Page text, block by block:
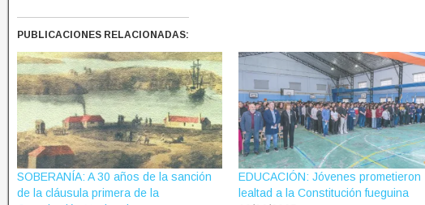
PUBLICACIONES RELACIONADAS:
SOBERANÍA: A 30 años de la sanción
de la cláusula primera de la
EDUCACIÓN: Jóvenes prometieron
lealtad a la Constitución fueguina